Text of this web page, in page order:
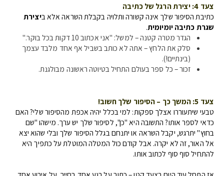
צעד 4: יצירת הרגל של כתיבה
כתיבת הסיפור שלך אינה קשורה ותלויה בקבלת השראה אלא ביצירת
שגרת כתיבה יומיומית.
הגדר מטרה קטנה – למשל: "אני אכתוב 10 דקות בכל בוקר."
סלק את הלחץ – אתה לא כותב בשביל אף אחד מלבד עצמך
(בינתיים!).
זכור – כל ספר בעולם התחיל בטיוטה ראשונה מבולגנת.
צעד 5: המשך כך – הסיפור שלך חשוב!
טבעי שיתעוררו אצלך ספקות: למי בכלל יהיה אכפת מהסיפור שלי? האם
כדאי לספר אותו? התשובה היא "כן", לסיפור שלך יש ערך. מישהו "שם
בחוץ" יתרגש, יקבל השראה או יתנחם בגלל הסיפור שלך ובלי שהוא יצא
אל האור, זה לא יקרה. אבל קודם כול המטלה המוטלת על כתפיך היא
להתחיל סוף סוף לכתוב אותו.